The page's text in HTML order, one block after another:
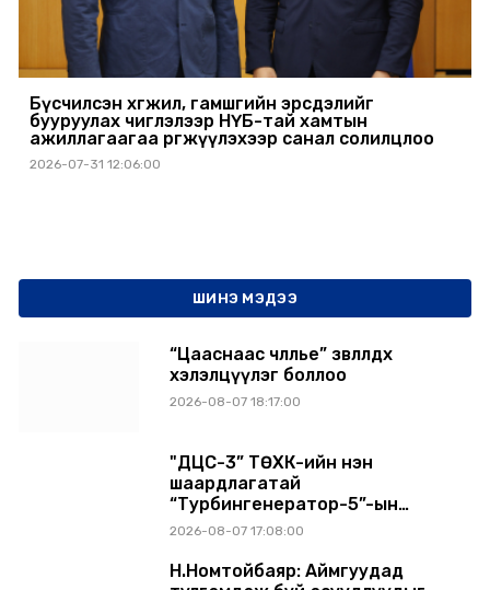
Бүсчилсэн хөгжил, гамшгийн эрсдэлийг
бууруулах чиглэлээр НҮБ-тай хамтын
ажиллагаагаа өргөжүүлэхээр санал солилцлоо
2026-07-31 12:06:00
ШИНЭ МЭДЭЭ
“Цааснаас чөлөөлье” зөвлөлдөх
хэлэлцүүлэг боллоо
2026-08-07 18:17:00
"ДЦС-3” ТӨХК-ийн нэн
шаардлагатай
“Турбингенератор-5”-ын
шинэчлэлийн төсвийг
2026-08-07 17:08:00
Н.Номтойбаяр: Аймгуудад